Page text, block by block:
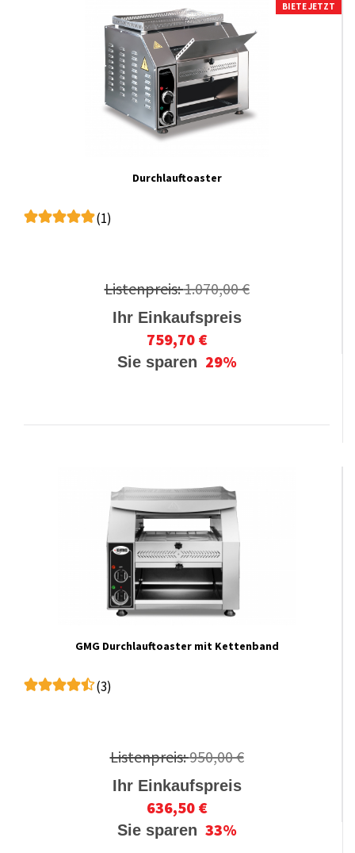
BIETE JETZT
Durchlauftoaster
(1)
Listenpreis:1.070,00 €
Ihr Einkaufspreis
759,70 €
Sie sparen 29%
GMG Durchlauftoaster mit Kettenband
(3)
Listenpreis:950,00 €
Ihr Einkaufspreis
636,50 €
Sie sparen 33%